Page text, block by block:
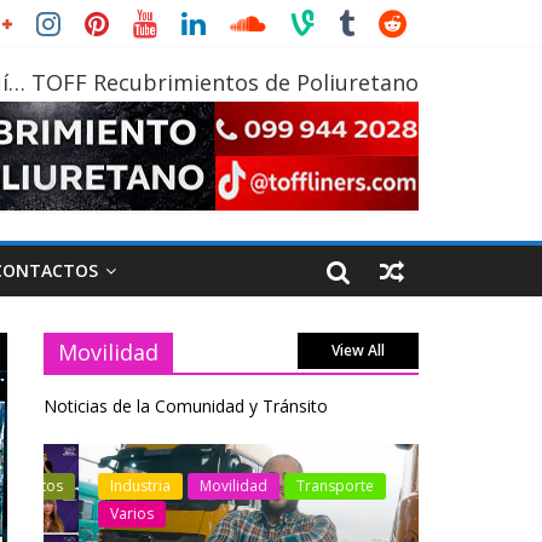
TOFF Recubrimientos de Poliuretano
Movilidad View All
Noticias de la Comunidad y Tránsito
Industria Movilidad
Transporte
Varios